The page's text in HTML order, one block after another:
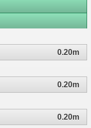
0.20m
0.20m
0.20m